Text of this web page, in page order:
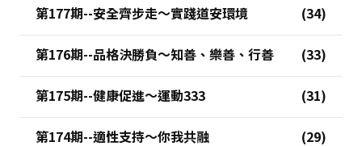
第177期--安全齊步走～實踐道安環境
第176期--品格決勝負～知善、樂善、行善
第175期--健康促進～運動333
第174期--適性支持～你我共融